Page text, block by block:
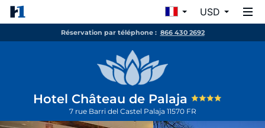
USD
Réservation par téléphone : 866 430 2692
Hotel Château de Palaja
7 rue Barri del Castel Palaja 11570 FR